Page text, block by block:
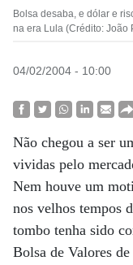
Bolsa desaba, e dólar e
na era Lula (Crédito: João
04/02/2004 - 10:00
Não chegou a ser
vividas pelo
Nem houve um
nos velhos tempos
tombo tenha sido
Bolsa de Valores